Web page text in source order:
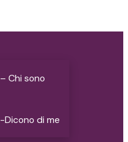
– Chi sono
-Dicono di me